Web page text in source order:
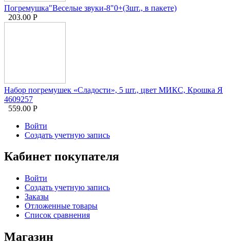
Погремушка"Веселые звуки-8"0+(3шт., в пакете)
203.00 Р
Набор погремушек «Сладости», 5 шт., цвет МИКС, Крошка Я
4609257
559.00 Р
Войти
Создать учетную запись
Кабинет покупателя
Войти
Создать учетную запись
Заказы
Отложенные товары
Список сравнения
Магазин